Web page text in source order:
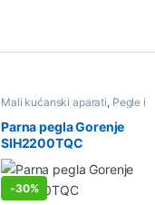
Mali kućanski aparati, Pegle i
Sniženo
Parna pegla Gorenje
SIH2200TQC
-30%